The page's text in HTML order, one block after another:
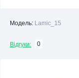
Модель: Lamic_15
Відгуки: 0